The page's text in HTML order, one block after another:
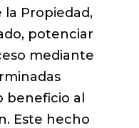
la Propiedad,
potenciar
mediante
beneficio al
Este hecho